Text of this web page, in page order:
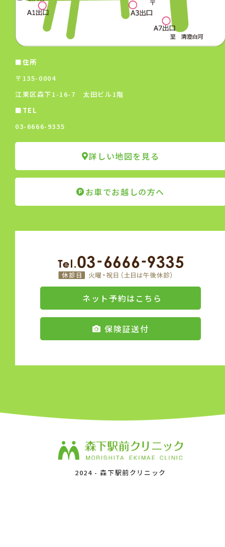
■住所
〒135-0004
江東区森下1-16-7 太田ビル1階
■TEL
03-6666-9335
詳しい地図を見る
お車でお越しの方へ
ネット予約はこちら
保険証送付
2024 -森下駅前クリニック